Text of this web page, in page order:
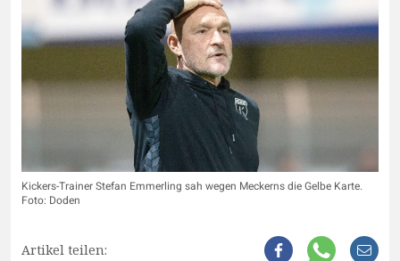
Kickers-Trainer Stefan Emmerling sah wegen Meckerns die Gelbe Karte.
Foto: Doden
Artikel teilen: